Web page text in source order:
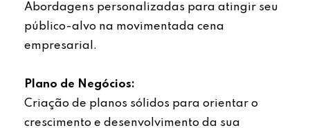
Abordagens personalizadas para atingir seu
público-alvo na movimentada cena
empresarial.
Plano de Negócios:
Criação de planos sólidos para orientar o
crescimento e desenvolvimento da sua